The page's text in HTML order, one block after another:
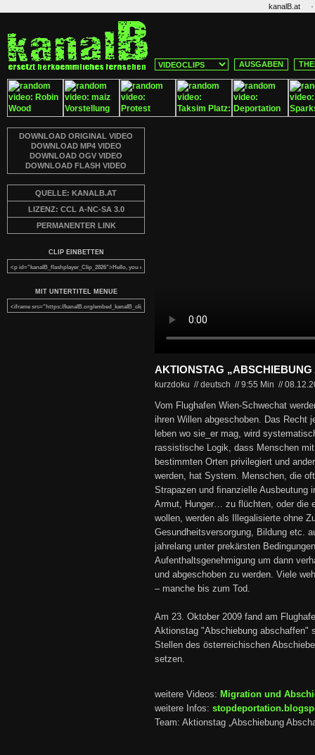
kanalB.at ·
AUSGABEN
DOWNLOAD ORIGINAL VIDEO
DOWNLOAD MP4 VIDEO
DOWNLOAD OGV VIDEO
DOWNLOAD FLASH VIDEO
QUELLE: KANALB.AT
LIZENZ: CCL A-NC-SA 3.0
PERMANENTER LINK
CLIP EINBETTEN
MIT UNTERTITEL MENUE
AKTIONSTAG
kurzdoku // deutsch //9:55 Min //
Vom Flughafen Wien-Schwechat
ihren Willen abgeschoben. Das Recht
leben wo sie_er mag, wird
rassistische Logik, dass Menschen
bestimmten Orten privilegiert und
werden, hat System. Menschen, die
Strapazen und ﬁnanzielle Ausbeutung
Armut, Hunger… zu flüchten, oder die
wollen, werden als Illegalisierte ohne
Gesundheitsversorgung, Bildung etc.
jahrelang unter prekärsten
Aufenthaltsgenehmigung um dann
und abgeschoben zu werden. Viele
– manche bis zum Tod.
Am 23. Oktober 2009 fand am
Aktionstag "Abschiebung abschaffen"
Stellen des österreichischen
setzen.
weitere Videos: Migration und
weitere Infos:
Team: Aktionstag „Abschiebung